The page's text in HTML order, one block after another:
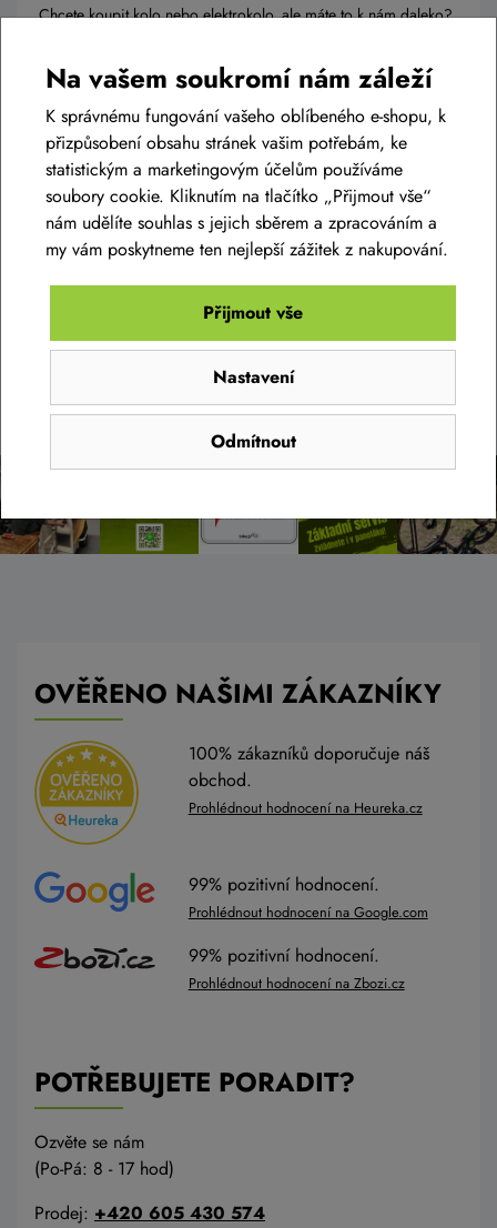
Chcete koupit kolo nebo elektrokolo, ale máte to k nám daleko?
mnoha prověřených výdejních míst, kde vám kolo předají
kompletně připravené a můžete se na ně obrátit i ohledně
servisu.
Číst článek
SLEDUJTE NÁŠ INSTAGRAM
@bikelife.cz
OVĚŘENO NAŠIMI ZÁKAZNÍKY
100% zákazníků doporučuje náš
obchod.
Prohlédnout hodnocení na Heureka.cz
99% pozitivní hodnocení.
Prohlédnout hodnocení na Google.com
99% pozitivní hodnocení.
Prohlédnout hodnocení na Zbozi.cz
POTŘEBUJETE PORADIT?
Ozvěte se nám
(Po-Pá: 8 - 17 hod)
Prodej: +420 605 430 574
Na vašem soukromí nám záleží
K správnému fungování vašeho oblíbeného e-shopu, k
přizpůsobení obsahu stránek vašim potřebám, ke
statistickým a marketingovým účelům používáme
soubory cookie. Kliknutím na tlačítko „Přijmout vše“
nám udělíte souhlas s jejich sběrem a zpracováním a
my vám poskytneme ten nejlepší zážitek z nakupování.
Odmítnout
Nastavení
Přijmout vše